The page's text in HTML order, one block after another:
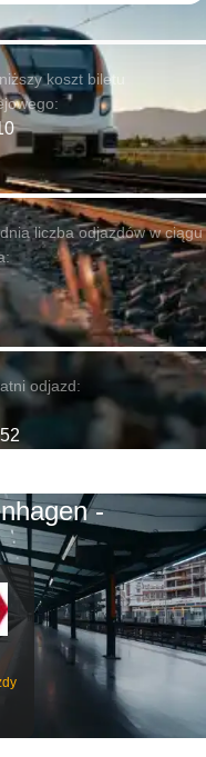
koszt biletu
liczba odjazdów w ciągu
odjazd:
-